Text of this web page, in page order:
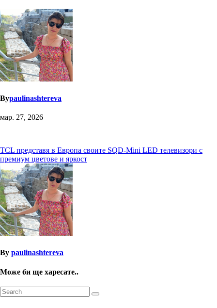
Bypaulinashtereva
мар. 27, 2026
Навигация
TCL представя в Европа своите SQD-Mini LED телевизори с
премиум цветове и яркост
By paulinashtereva
Може би ще харесате..